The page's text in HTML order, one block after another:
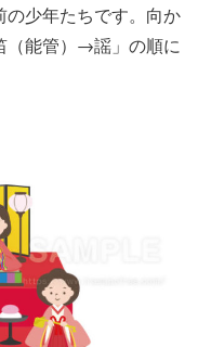
の少年たちです。向か
能管）→謡」の順に